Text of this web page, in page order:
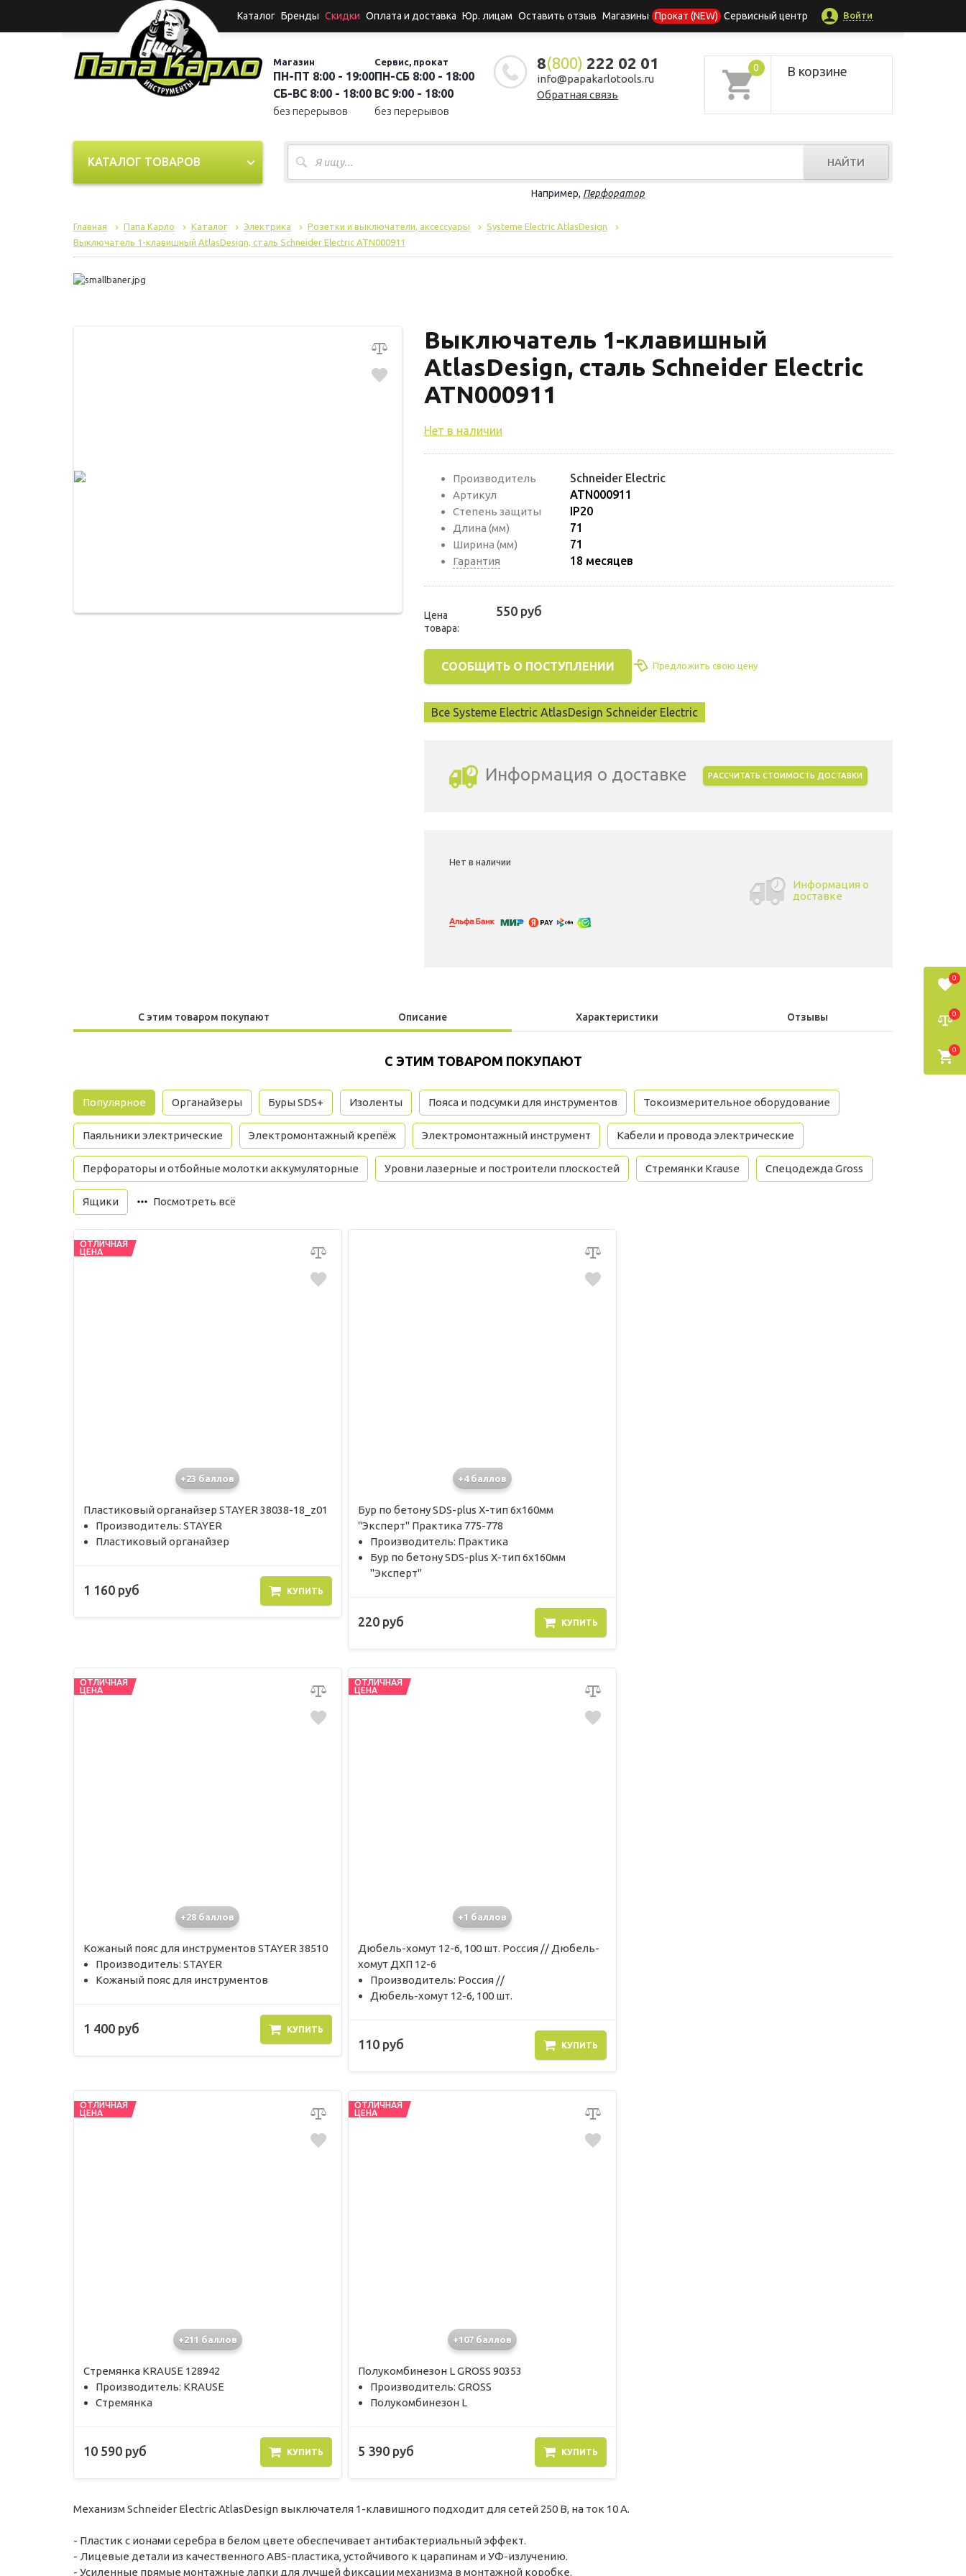
Каталог Бренды Скидки Оплата и доставка Юр. лицам Оставить отзыв Магазины Прокат (NEW) Сервисный центр Войти
Магазин
ПН-ПТ 8:00 - 19:00
СБ-ВС 8:00 - 18:00
без перерывов
Сервис, прокат
ПН-СБ 8:00 - 18:00
ВС 9:00 - 18:00
без перерывов
8(800) 222 02 01
info@papakarlotools.ru
Обратная связь
0 В корзине
НАЙТИ
Например, Перфоратор
КАТАЛОГ ТОВАРОВ
Главная Папа Карло Каталог Электрика Розетки и выключатели, аксессуары
Systeme Electric AtlasDesign
Выключатель 1-клавишный AtlasDesign, сталь Schneider Electric ATN000911
Выключатель 1-клавишный
AtlasDesign, сталь Schneider Electric
ATN000911
Нет в наличии
Производитель Schneider Electric
Артикул ATN000911
Степень защиты IP20
Длина (мм) 71
Ширина (мм) 71
Гарантия 18 месяцев
Цена
товара:
550 руб
СООБЩИТЬ О ПОСТУПЛЕНИИ Предложить свою цену
Все Systeme Electric AtlasDesign Schneider Electric
Информация о доставке РАССЧИТАТЬ СТОИМОСТЬ ДОСТАВКИ
Нет в наличии
Информация о
доставке
С этим товаром покупают Описание Характеристики Отзывы
С ЭТИМ ТОВАРОМ ПОКУПАЮТ
Популярное Органайзеры Буры SDS+ Изоленты Пояса и подсумки для инструментов Токоизмерительное оборудование
Паяльники электрические Электромонтажный крепёж Электромонтажный инструмент Кабели и провода электрические
Перфораторы и отбойные молотки аккумуляторные Уровни лазерные и построители плоскостей Стремянки Krause Спецодежда Gross
Ящики Посмотреть всё
ОТЛИЧНАЯ
ЦЕНА
+23 баллов
Пластиковый органайзер STAYER 38038-18_z01
Производитель: STAYER
Пластиковый органайзер
1 160 руб КУПИТЬ
+4 баллов
Бур по бетону SDS-plus X-тип 6х160мм
"Эксперт" Практика 775-778
Производитель: Практика
Бур по бетону SDS-plus X-тип 6х160мм
"Эксперт"
220 руб КУПИТЬ
ОТЛИЧНАЯ
ЦЕНА
+28 баллов
Кожаный пояс для инструментов STAYER 38510
Производитель: STAYER
Кожаный пояс для инструментов
1 400 руб КУПИТЬ
ОТЛИЧНАЯ
ЦЕНА
+1 баллов
Дюбель-хомут 12-6, 100 шт. Россия // Дюбель-
хомут ДХП 12-6
Производитель: Россия //
Дюбель-хомут 12-6, 100 шт.
110 руб КУПИТЬ
ОТЛИЧНАЯ
ЦЕНА
+211 баллов
Стремянка KRAUSE 128942
Производитель: KRAUSE
Стремянка
10 590 руб КУПИТЬ
ОТЛИЧНАЯ
ЦЕНА
+107 баллов
Полукомбинезон L GROSS 90353
Производитель: GROSS
Полукомбинезон L
5 390 руб КУПИТЬ
Механизм Schneider Electric AtlasDesign выключателя 1-клавишного подходит для сетей 250 В, на ток 10 А.
- Пластик с ионами серебра в белом цвете обеспечивает антибактериальный эффект.
- Лицевые детали из качественного ABS-пластика, устойчивого к царапинам и УФ-излучению.
- Усиленные прямые монтажные лапки для лучшей фиксации механизма в монтажной коробке.
0
0
0